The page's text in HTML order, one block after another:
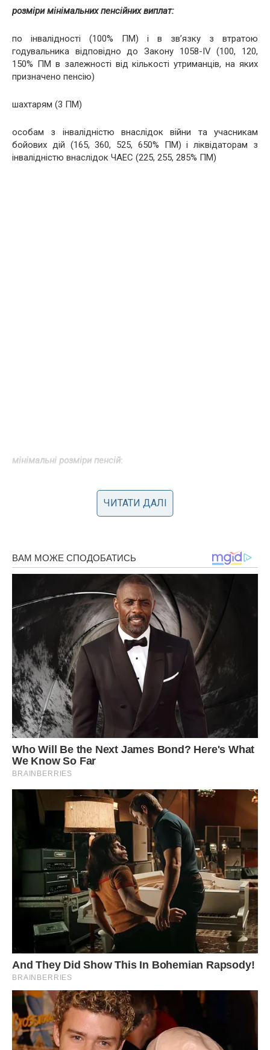
розміри мінімальних пенсійних виплат:
по інвалідності (100% ПМ) і в зв’язку з втратою
годувальника відповідно до Закону 1058-IV (100, 120,
150% ПМ в залежності від кількості утриманців, на яких
призначено пенсію)
шахтарям (3 ПМ)
особам з інвалідністю внаслідок війни та учасникам
бойових дій (165, 360, 525, 650% ПМ) і ліквідаторам з
інвалідністю внаслідок ЧАЕС (225, 255, 285% ПМ)
мінімальні розміри пенсій:
в зв’язку з втратою годувальника з числа
військовослужбовців (2ПМ)
інвалідністю з числа учасників ліквідації наслідків аварії
на ЧАЕС (від 100 до 180% ПМ)
Також підвищуються виплати:
учасникам бойових дій та особам з інвалідністю
внаслідок війни (25, 30, 40, 50% ПМ)
членам сімей ветеранів війни (10, 15% ПМ)
жертвам нацпереслідувань та членам їх сімей (10, 15, 25,
30, 40, 50% ПМ).
У той же час, підвищуються пенсії за особливі заслуги
перед Україною (20-40% ПМ), розмір максимальної
пенсійної виплати (10 ПМ), державна соціальна допомога
на догляд особам з інвалідністю внаслідок війни (15-
ЧИТАТИ ДАЛІ